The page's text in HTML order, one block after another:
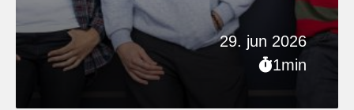
29. jun 2026
1min